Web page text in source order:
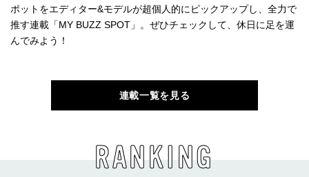
ポットをエディター&モデルが超個人的にピックアップし、全力で
推す連載「MY BUZZ SPOT」。ぜひチェックして、休日に足を運
んでみよう！
連載一覧を見る
RANKING